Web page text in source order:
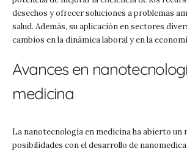
desechos y ofrecer soluciones a problemas
salud. Además, su aplicación en sectores
cambios en la dinámica laboral y en la
Avances en
medicina
La nanotecnología en medicina ha abierto un
posibilidades con el desarrollo de